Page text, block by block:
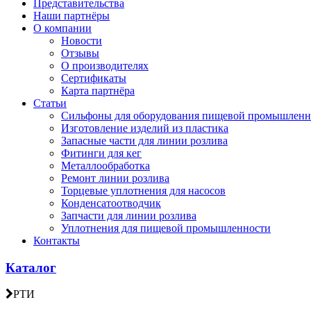
Представительства
Наши партнёры
О компании
Новости
Отзывы
О производителях
Сертификаты
Карта партнёра
Статьи
Сильфоны для оборудования пищевой
Изготовление изделий из пластика
Запасные части для линии розлива
Фитинги для кег
Металлообработка
Ремонт линии розлива
Торцевые уплотнения для насосов
Конденсатоотводчик
Запчасти для линии розлива
Уплотнения для пищевой промышленности
Контакты
Каталог
РТИ